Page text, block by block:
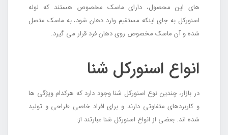
های این محصول، دارای ماسک مخصوص هستند که لوله
اسنورکل به جای اینکه مستقیم وارد دهان شود، به ماسک متصل
شده و آن ماسک مخصوص روی دهان فرد قرار می گیرد.
انواع اسنورکل شنا
در بازار، چندین نوع اسنورکل شنا وجود دارد که هرکدام ویژگی ها
و کاربردهای متفاوتی دارند و برای افراد خاصی طراحی و تولید
شده اند. بعضی از انواع اسنورکل شنا عبارتند از: